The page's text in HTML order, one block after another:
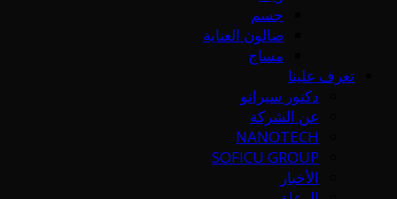
جسم
صالون العناية
مساج
تعرف علينا
دكتور سيرانو
عن الشركة
NANOTECH
SOFICU GROUP
الأخبار